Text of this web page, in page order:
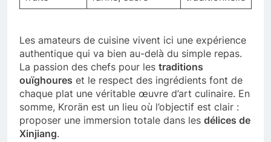
Les amateurs de cuisine vivent ici une expérience
authentique qui va bien au-delà du simple repas.
La passion des chefs pour les traditions
ouïghoures et le respect des ingrédients font de
chaque plat une véritable œuvre d’art culinaire. En
somme, Krorän est un lieu où l’objectif est clair :
proposer une immersion totale dans les délices de
Xinjiang.